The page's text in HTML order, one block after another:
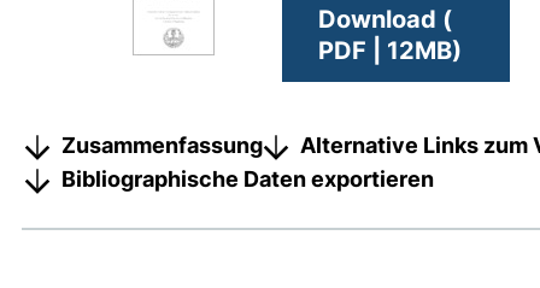
Download (
PDF | 12MB)
Zusammenfassung
Alternative Links zum
Bibliographische Daten exportieren